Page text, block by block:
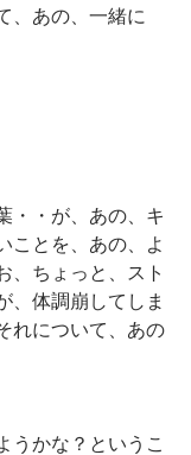
、あの、一緒に
・・が、あの、キ
ことを、あの、よ
、ちょっと、スト
、体調崩してしま
れについて、あの
うかな？というこ